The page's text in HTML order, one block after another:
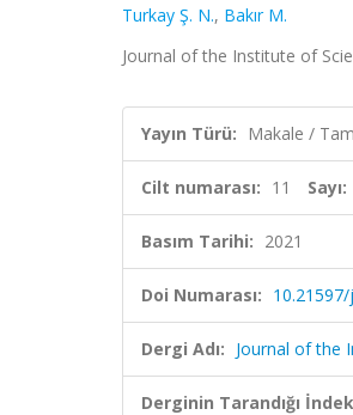
Turkay Ş. N., Bakır M.
Journal of the Institute of
Yayın Türü: Makale /
Cilt numarası: 11 Sayı:
Basım Tarihi: 2021
Doi Numarası:
Dergi Adı: Journal of the
Derginin Tarandığı